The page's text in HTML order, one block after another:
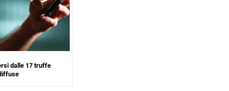
dalle 17 truffe